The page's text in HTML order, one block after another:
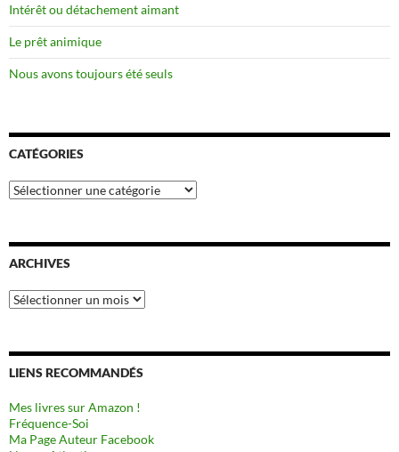
Intérêt ou détachement aimant
Le prêt animique
Nous avons toujours été seuls
CATÉGORIES
Catégories
ARCHIVES
Archives
LIENS RECOMMANDÉS
Mes livres sur Amazon !
Fréquence-Soi
Ma Page Auteur Facebook